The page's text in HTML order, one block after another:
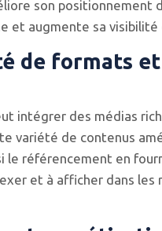
son positionnement
et augmente sa visibilité
de formats et
intégrer des médias
variété de contenus
le référencement en
et à afficher dans les